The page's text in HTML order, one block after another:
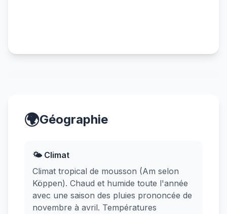
🌍Géographie
🌤️ Climat
Climat tropical de mousson (Am selon
Köppen). Chaud et humide toute l'année
avec une saison des pluies prononcée de
novembre à avril. Températures